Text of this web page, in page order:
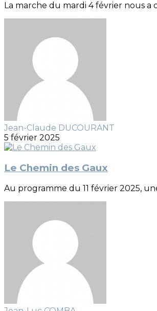
La marche du mardi 4 février nous
Jean-Claude DUCOURANT
5 février 2025
Le Chemin des Gaux
Au programme du 11 février 2025,